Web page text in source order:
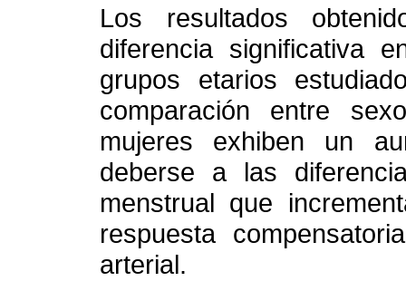
Los resultados
diferencia significativa
grupos etarios
comparación entre
mujeres exhiben un
deberse a las
menstrual que
respuesta
arterial.